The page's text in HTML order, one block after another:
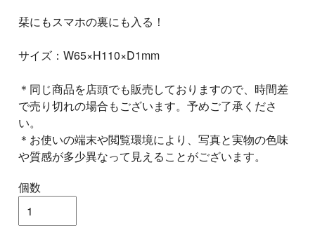
栞にもスマホの裏にも入る！
サイズ：W65×H110×D1mm
＊同じ商品を店頭でも販売しておりますので、時間差
で売り切れの場合もございます。予めご了承くださ
い。
＊お使いの端末や閲覧環境により、写真と実物の色味
や質感が多少異なって見えることがございます。
個数